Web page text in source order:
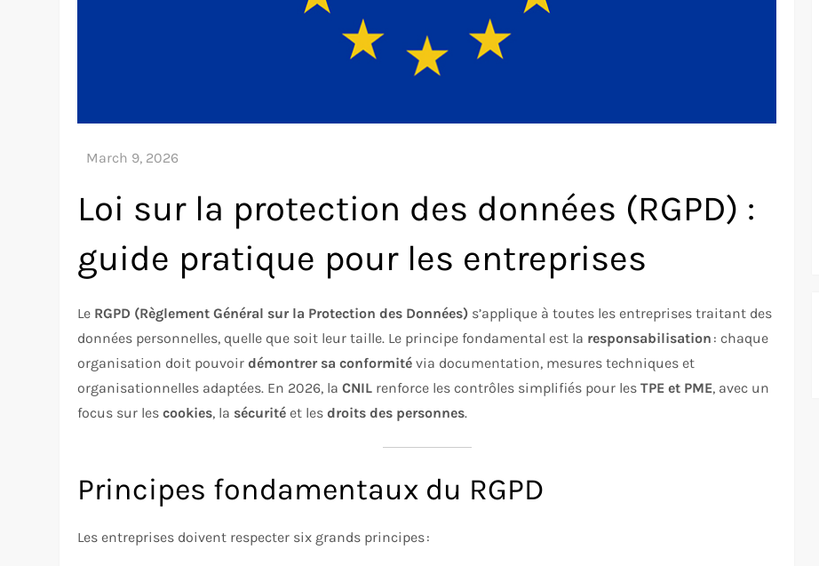
Loi sur la protection des données (RGPD) :
guide pratique pour les entreprises
Le RGPD (Règlement Général sur la Protection des Données) s’applique à toutes les entreprises traitant des
données personnelles, quelle que soit leur taille. Le principe fondamental est la responsabilisation : chaque
organisation doit pouvoirdémontrer sa conformité via documentation, mesures techniques et
organisationnelles adaptées. En 2026, laCNIL renforce les contrôles simplifiés pour lesTPE et PME, avec un
focus sur lescookies, la sécurité et lesdroits des personnes.
Principes fondamentaux du RGPD
Les entreprises doivent respecter six grands principes :